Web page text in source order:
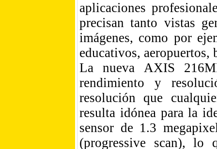
aplicaciones
precisan tanto vistas
imágenes, como por
educativos,
La nueva AXIS
rendimiento y
resolución que
resulta idónea para la
sensor de 1.3
(progressive scan), lo